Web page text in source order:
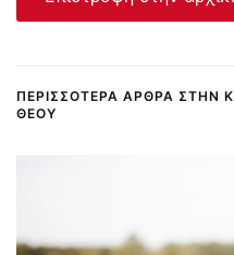
ΠΕΡΙΣΣΌΤΕΡΑ ΆΡΘΡΑ ΣΤΗΝ
ΘΕΟΎ